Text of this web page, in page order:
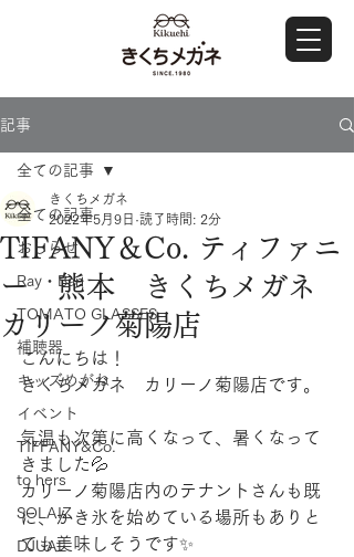
記事
全ての記事
おしらせ
Ray・Ban
TOMATO GLASSES
補聴器
キッズめがね
イベント
TIFFANY&Co.
to hers
SOLAIZ
DJUAL
全ての記事
TIFANY＆Co. ティファニ
ー 熊本 きくちメガネ
カリーノ菊陽店
きくちメガネ
2022年5月9日 読了時間: 2分
こんにちは！
きくちメガネ　カリーノ菊陽店です。
気温も次第に高くなって、暑くなって
きました💦
カリーノ菊陽店内のテナントさんも既
に、かき氷を始めている場所もありと
ても美味しそうです✨